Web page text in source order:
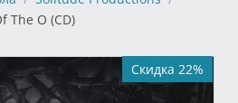
The O (CD)
Скидка 22%